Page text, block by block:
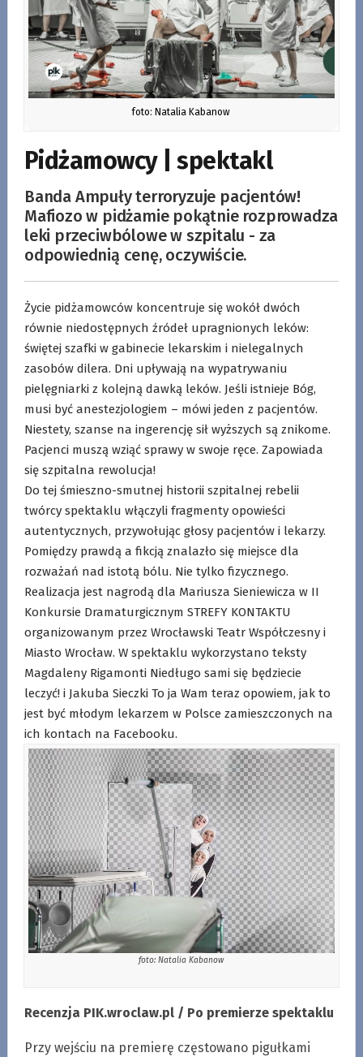
foto: Natalia Kabanow
Pidżamowcy | spektakl
Banda Ampuły terroryzuje pacjentów!
Mafiozo w pidżamie pokątnie rozprowadza
leki przeciwbólowe w szpitalu - za
odpowiednią cenę, oczywiście.
Życie pidżamowców koncentruje się wokół dwóch
równie niedostępnych źródeł upragnionych leków:
świętej szafki w gabinecie lekarskim i nielegalnych
zasobów dilera. Dni upływają na wypatrywaniu
pielęgniarki z kolejną dawką leków. Jeśli istnieje Bóg,
musi być anestezjologiem – mówi jeden z pacjentów.
Niestety, szanse na ingerencję sił wyższych są znikome.
Pacjenci muszą wziąć sprawy w swoje ręce. Zapowiada
się szpitalna rewolucja!
Do tej śmieszno-smutnej historii szpitalnej rebelii
twórcy spektaklu włączyli fragmenty opowieści
autentycznych, przywołując głosy pacjentów i lekarzy.
Pomiędzy prawdą a fikcją znalazło się miejsce dla
rozważań nad istotą bólu. Nie tylko fizycznego.
Realizacja jest nagrodą dla Mariusza Sieniewicza w II
Konkursie Dramaturgicznym STREFY KONTAKTU
organizowanym przez Wrocławski Teatr Współczesny i
Miasto Wrocław. W spektaklu wykorzystano teksty
Magdaleny Rigamonti Niedługo sami się będziecie
leczyć! i Jakuba Sieczki To ja Wam teraz opowiem, jak to
jest być młodym lekarzem w Polsce zamieszczonych na
ich kontach na Facebooku.
foto: Natalia Kabanow
Recenzja PIK.wroclaw.pl / Po premierze spektaklu
Przy wejściu na premierę częstowano pigułkami